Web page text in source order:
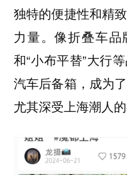
独特的便捷性和精
力量。像折叠车品
和“小布平替”大行
汽车后备箱，成为
尤其深受上海潮人的